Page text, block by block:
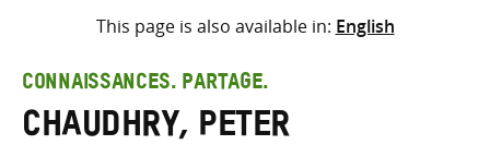
Sélectionner l’emplacement
Saisir
les
termes
This page is also available in: English
CONNAISSANCES. PARTAGE.
Chaudhry, Peter